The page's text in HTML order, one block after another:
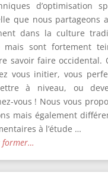
d’optimisation
que nous partageons
dans la culture
mais sont fortement
savoir faire occidental.
vous initier, vous
à niveau, ou
vous ! Nous vous
mais également
à l’étude …
former…